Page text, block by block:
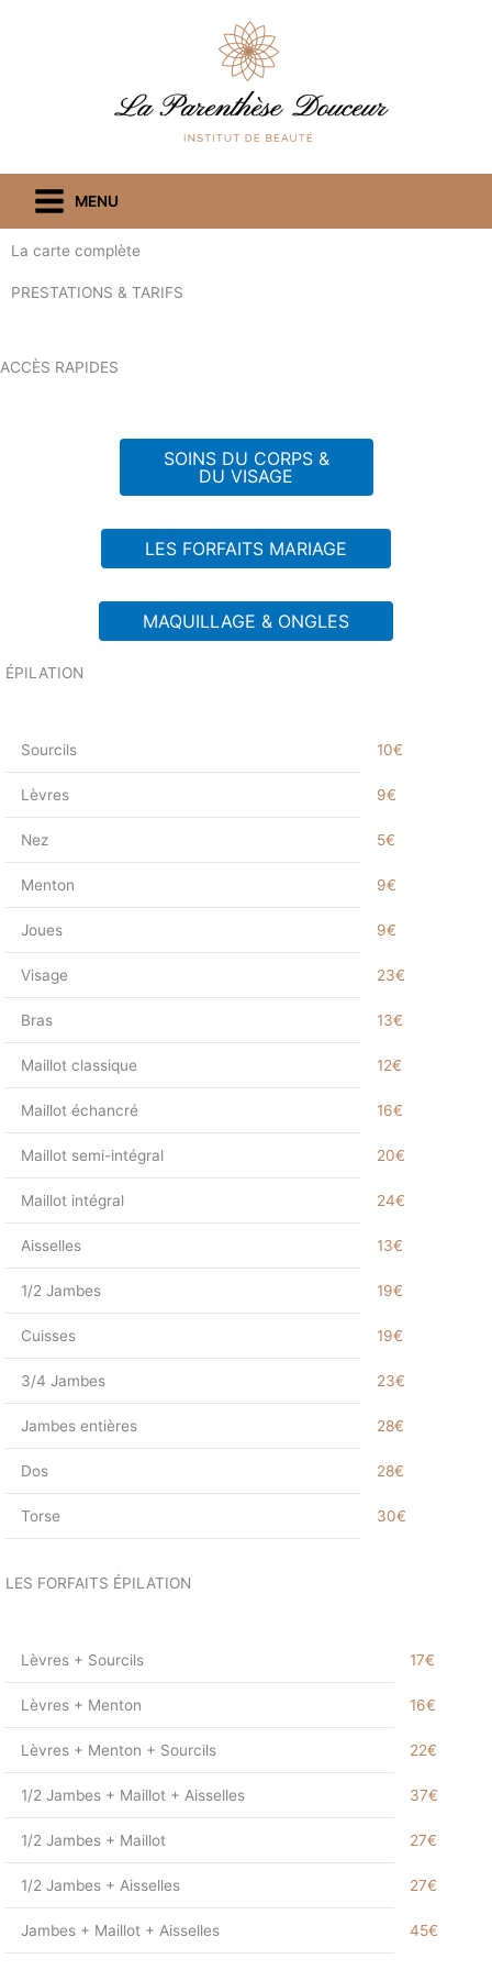
MENU
La carte complète
PRESTATIONS & TARIFS
ACCÈS RAPIDES
SOINS DU CORPS &
DU VISAGE
LES FORFAITS MARIAGE
MAQUILLAGE & ONGLES
ÉPILATION
Sourcils 10€
Lèvres 9€
Nez 5€
Menton 9€
Joues 9€
Visage 23€
Bras 13€
Maillot classique 12€
Maillot échancré 16€
Maillot semi-intégral 20€
Maillot intégral 24€
Aisselles 13€
1/2 Jambes 19€
Cuisses 19€
3/4 Jambes 23€
Jambes entières 28€
Dos 28€
Torse 30€
LES FORFAITS ÉPILATION
Lèvres + Sourcils 17€
Lèvres + Menton 16€
Lèvres + Menton + Sourcils 22€
1/2 Jambes + Maillot + Aisselles 37€
1/2 Jambes + Maillot 27€
1/2 Jambes + Aisselles 27€
Jambes + Maillot + Aisselles 45€